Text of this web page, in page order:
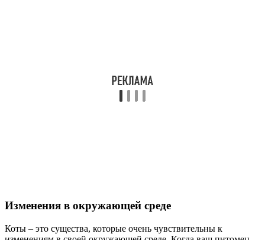
Изменения в окружающей среде
Коты – это существа, которые очень чувствительны к